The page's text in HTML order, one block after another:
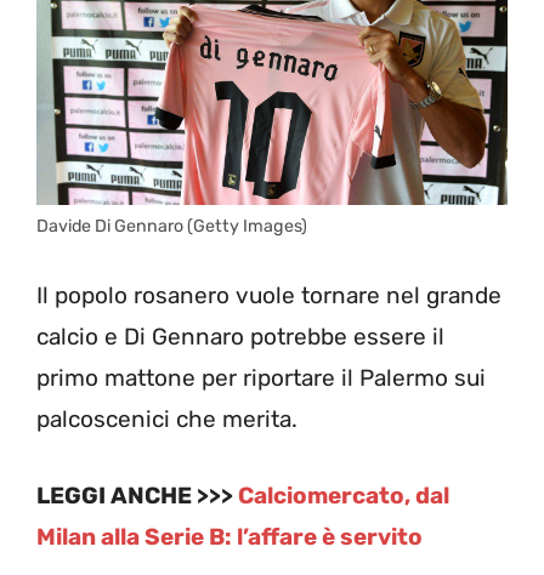
Davide Di Gennaro (Getty Images)
Il popolo rosanero vuole tornare nel grande
calcio e Di Gennaro potrebbe essere il
primo mattone per riportare il Palermo sui
palcoscenici che merita.
LEGGI ANCHE >>> Calciomercato, dal
Milan alla Serie B: l’affare è servito